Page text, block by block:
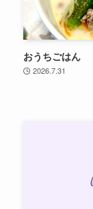
おうちごはん
2026.7.31